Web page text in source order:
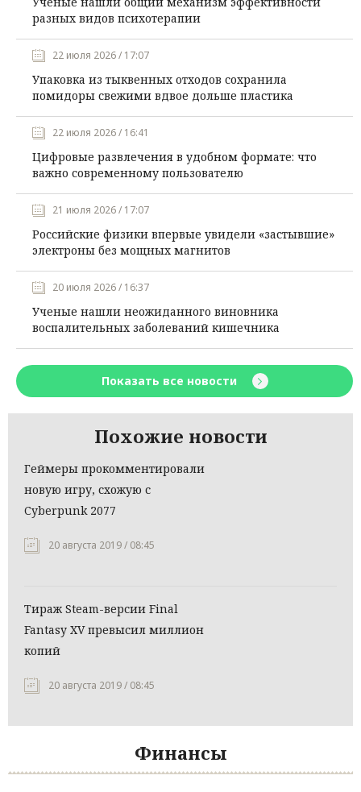
разных видов психотерапии
22 июля 2026 / 17:07
Упаковка из тыквенных отходов сохранила
помидоры свежими вдвое дольше пластика
22 июля 2026 / 16:41
Цифровые развлечения в удобном формате: что
важно современному пользователю
21 июля 2026 / 17:07
Российские физики впервые увидели «застывшие»
электроны без мощных магнитов
20 июля 2026 / 16:37
Ученые нашли неожиданного виновника
воспалительных заболеваний кишечника
Показать все новости
Похожие новости
Геймеры прокомментировали
новую игру, схожую с
Cyberpunk 2077
20 августа 2019 / 08:45
Тираж Steam-версии Final
Fantasy XV превысил миллион
копий
20 августа 2019 / 08:45
Финансы